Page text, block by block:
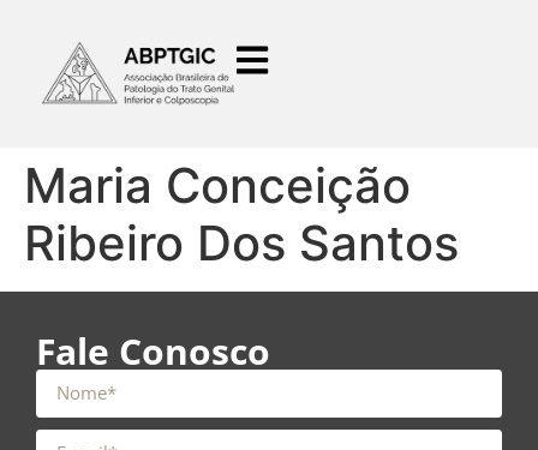
Maria Conceição
Ribeiro Dos Santos
Fale Conosco